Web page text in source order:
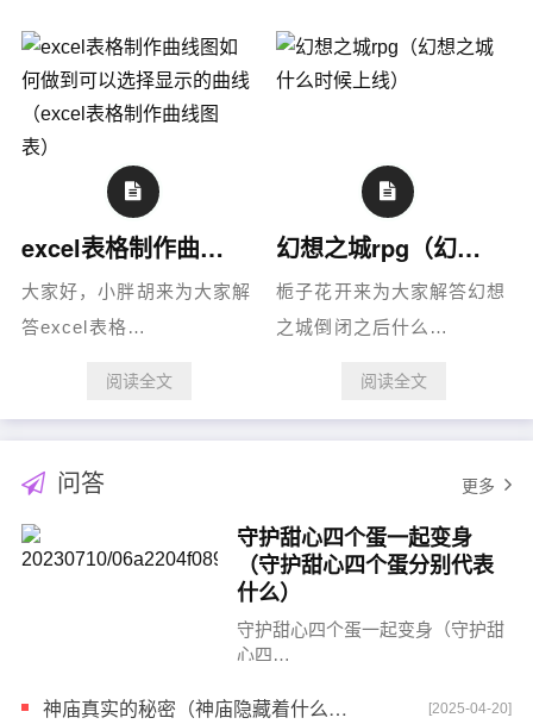
excel表格制作曲线图如何做到可以选择显示的曲线（excel表格制作曲线图表）
大家好，小胖胡来为大家解
答excel表格…
阅读全文
幻想之城rpg（幻想之城什么时候上线）
栀子花开来为大家解答幻想
之城倒闭之后什么…
阅读全文
问答 更多
守护甜心四个蛋一起变身
（守护甜心四个蛋分别代表
什么）
守护甜心四个蛋一起变身（守护甜
心四…
神庙真实的秘密（神庙隐藏着什么秘密） [2025-04-20]